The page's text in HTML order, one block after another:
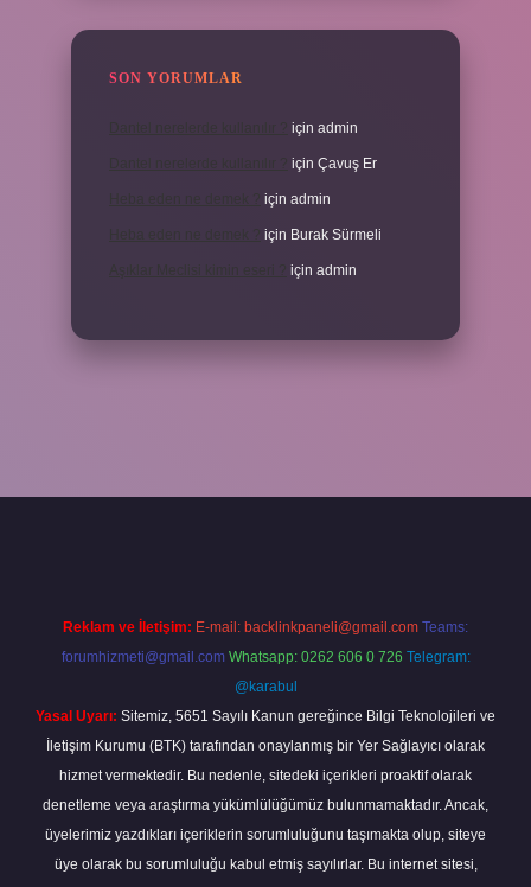
SON YORUMLAR
için admin
için Çavuş Er
için admin
için Burak Sürmeli
için admin
Reklam ve İletişim: E-mail: backlinkpaneli@gmail.com Teams:
forumhizmeti@gmail.com Whatsapp: 0262 606 0 726 Telegram:
@karabul
Yasal Uyarı: Sitemiz, 5651 Sayılı Kanun gereğince Bilgi Teknolojileri ve
İletişim Kurumu (BTK) tarafından onaylanmış bir Yer Sağlayıcı olarak
hizmet vermektedir. Bu nedenle, sitedeki içerikleri proaktif olarak
denetleme veya araştırma yükümlülüğümüz bulunmamaktadır. Ancak,
üyelerimiz yazdıkları içeriklerin sorumluluğunu taşımakta olup, siteye
üye olarak bu sorumluluğu kabul etmiş sayılırlar. Bu internet sitesi,